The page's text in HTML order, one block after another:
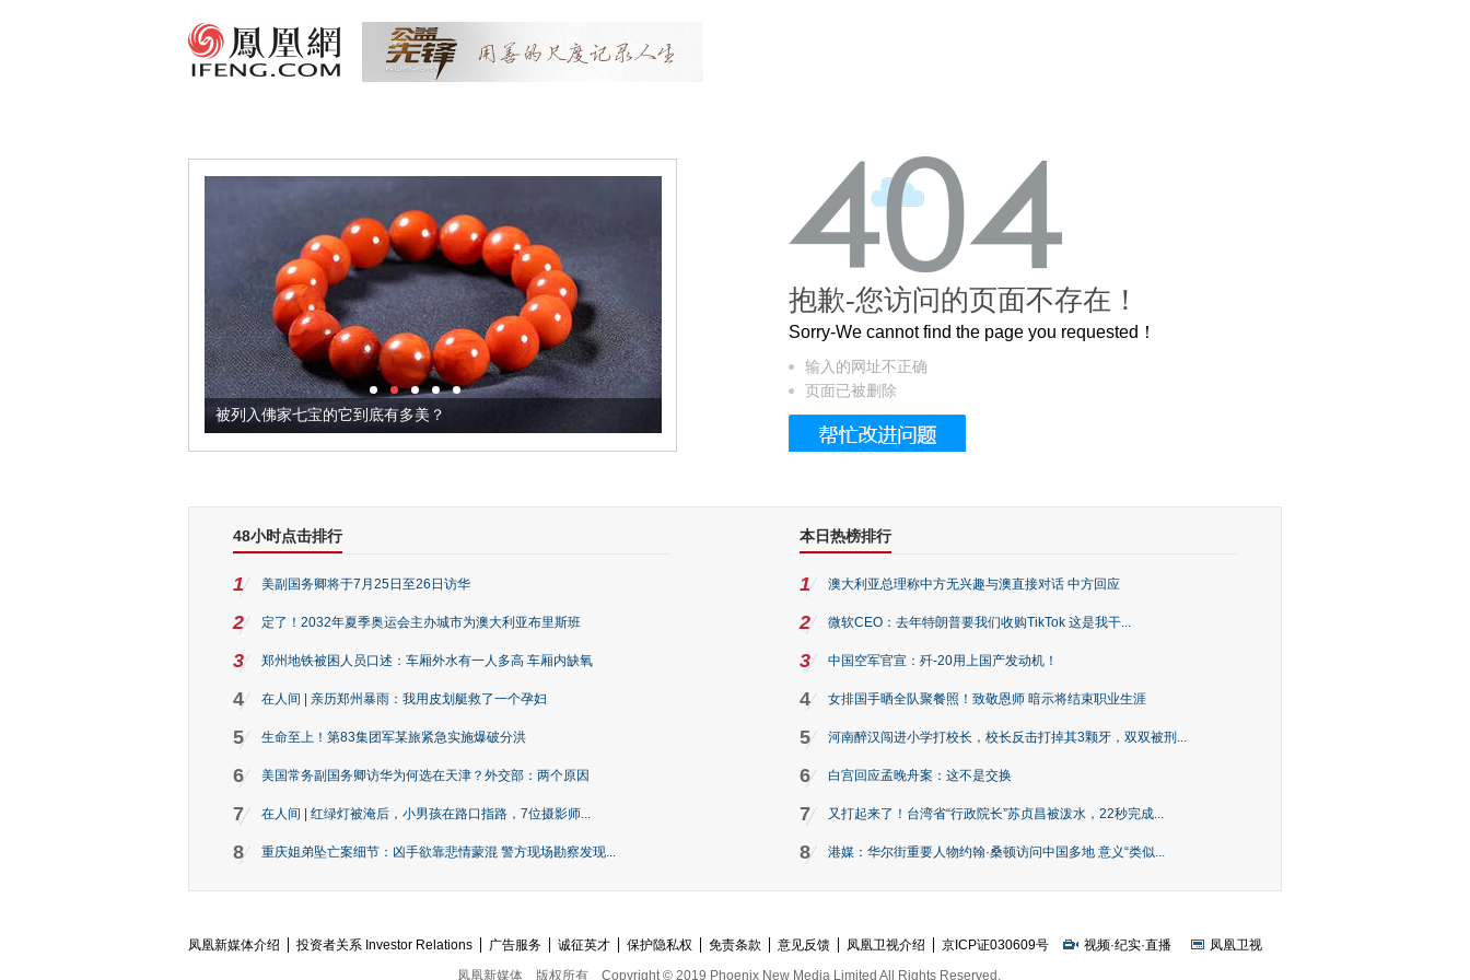
被列入佛家七宝的它到底有多美？ 这个3.2米的长卷，还原了600岁的紫禁城
抱歉-您访问的页面不存在！
Sorry-We cannot find the page you requested！
输入的网址不正确
页面已被删除
48小时点击排行
1 美副国务卿将于7月25日至26日访华
2 定了！2032年夏季奥运会主办城市为澳大利亚布里斯班
3 郑州地铁被困人员口述：车厢外水有一人多高 车厢内缺氧
4 在人间 | 亲历郑州暴雨：我用皮划艇救了一个孕妇
5 生命至上！第83集团军某旅紧急实施爆破分洪
6 美国常务副国务卿访华为何选在天津？外交部：两个原因
7 在人间 | 红绿灯被淹后，小男孩在路口指路，7位摄影师...
8 重庆姐弟坠亡案细节：凶手欲靠悲情蒙混 警方现场勘察发现...
本日热榜排行
1 澳大利亚总理称中方无兴趣与澳直接对话 中方回应
2 微软CEO：去年特朗普要我们收购TikTok 这是我干...
3 中国空军官宣：歼-20用上国产发动机！
4 女排国手晒全队聚餐照！致敬恩师 暗示将结束职业生涯
5 河南醉汉闯进小学打校长，校长反击打掉其3颗牙，双双被刑...
6 白宫回应孟晚舟案：这不是交换
7 又打起来了！台湾省“行政院长”苏贞昌被泼水，22秒完成...
8 港媒：华尔街重要人物约翰·桑顿访问中国多地 意义“类似...
凤凰新媒体介绍 投资者关系 Investor Relations 广告服务 诚征英才 保护隐私权 免责条款 意见反馈 凤凰卫视介绍 京ICP证030609号 视频·纪实·直播
凤凰卫视
凤凰新媒体
版权所有 Copyright © 2019 Phoenix New Media Limited All Rights Reserved.